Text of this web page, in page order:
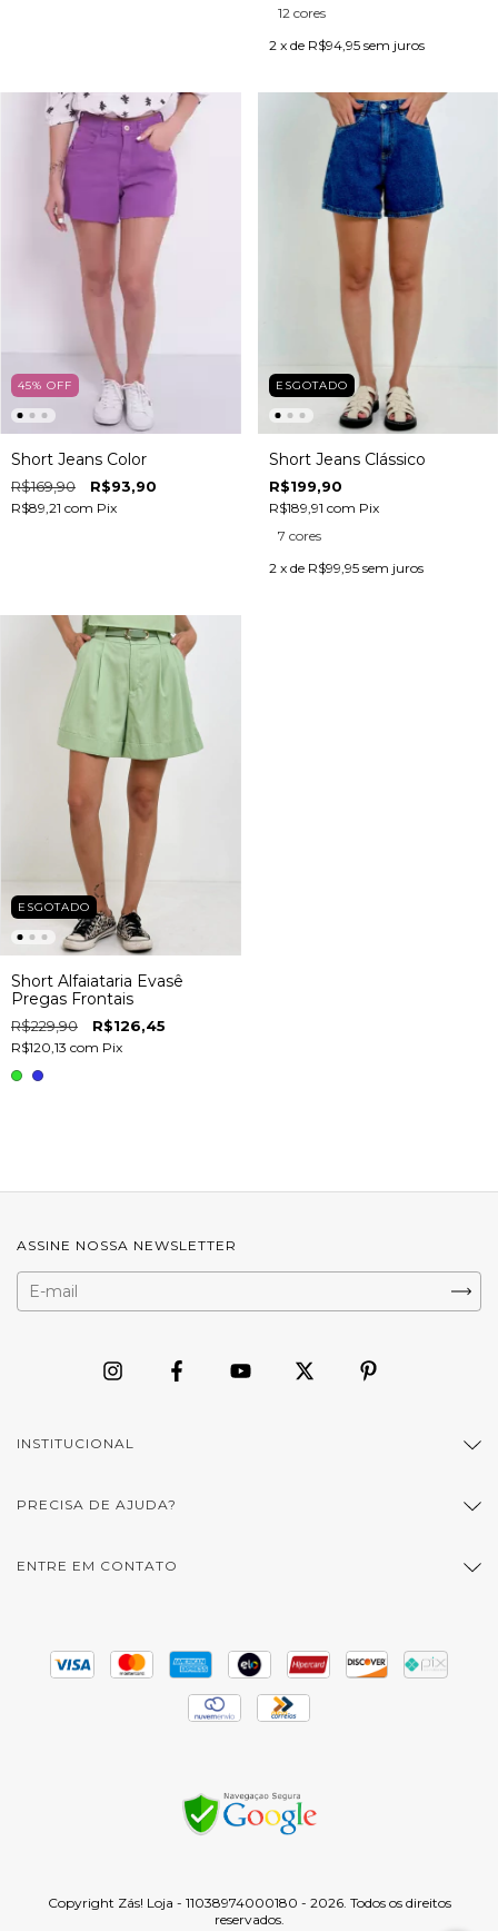
12 cores
2 x de R$94,95 sem juros
45% OFF
Short Jeans Color
R$169,90 R$93,90
R$89,21 com Pix
ESGOTADO
Short Jeans Clássico
R$199,90
R$189,91 com Pix
7 cores
2 x de R$99,95 sem juros
ESGOTADO
Short Alfaiataria Evasê
Pregas Frontais
R$229,90 R$126,45
R$120,13 com Pix
ASSINE NOSSA NEWSLETTER
INSTITUCIONAL
PRECISA DE AJUDA?
ENTRE EM CONTATO
Copyright Zás! Loja - 11038974000180 - 2026. Todos os direitos
reservados.